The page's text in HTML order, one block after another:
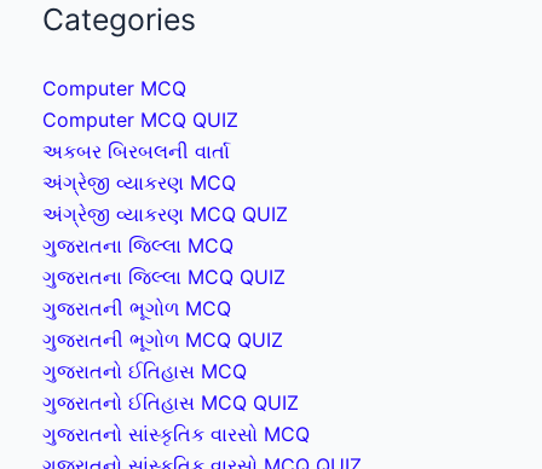
Categories
Computer MCQ
Computer MCQ QUIZ
અકબર બિરબલની વાર્તા
અંગ્રેજી વ્યાકરણ MCQ
અંગ્રેજી વ્યાકરણ MCQ QUIZ
ગુજરાતના જિલ્લા MCQ
ગુજરાતના જિલ્લા MCQ QUIZ
ગુજરાતની ભૂગોળ MCQ
ગુજરાતની ભૂગોળ MCQ QUIZ
ગુજરાતનો ઈતિહાસ MCQ
ગુજરાતનો ઈતિહાસ MCQ QUIZ
ગુજરાતનો સાંસ્કૃતિક વારસો MCQ